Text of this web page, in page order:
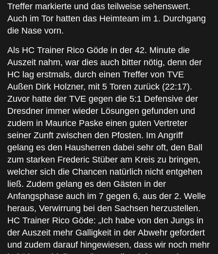
Treffer markierte und das teilweise sehenswert.
Auch im Tor hatten das Heimteam im 1. Durchgang
die Nase vorn.
Als HC Trainer Rico Göde in der 42. Minute die
Auszeit nahm, war dies auch bitter nötig, denn der
HC lag erstmals, durch einen Treffer von TVE
Außen Dirk Holzner, mit 5 Toren zurück (22:17).
Zuvor hatte der TVE gegen die 5:1 Defensive der
Dresdner immer wieder Lösungen gefunden und
zudem in Maurice Paske einen guten Vertreter
seiner Zunft zwischen den Pfosten. Im Angriff
gelang es den Hausherren dabei sehr oft, den Ball
zum starken Frederic Stüber am Kreis zu bringen,
welcher sich die Chancen natürlich nicht entgehen
ließ. Zudem gelang es den Gästen in der
Anfangsphase auch im 7 gegen 6, aus der 2. Welle
heraus, Verwirrung bei den Sachsen herzustellen.
HC Trainer Rico Göde: „Ich habe von den Jungs in
der Auszeit mehr Galligkeit in der Abwehr gefordert
und zudem darauf hingewiesen, dass wir noch mehr